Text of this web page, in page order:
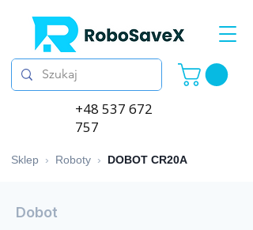
+48 537 672
757
Sklep › Roboty › DOBOT CR20A
Dobot